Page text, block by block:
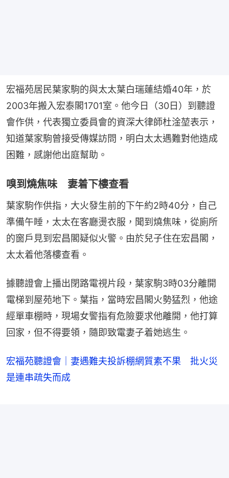
宏福苑居民葉家駒的與太太葉白瑞蓮結婚40年，於
2003年搬入宏泰閣1701室。他今日（30日）到聽證
會作供，代表獨立委員會的資深大律師杜淦堃表示，
知道葉家駒曾接受傳媒訪問，明白太太遇難對他造成
困難，感謝他出庭幫助。
嗅到燒焦味 妻着下樓查看
葉家駒作供指，大火發生前的下午約2時40分，自己
準備午睡，太太在客廳燙衣服，聞到燒焦味，從廁所
的窗戶見到宏昌閣疑似火警。由於兒子住在宏昌閣，
太太着他落樓查看。
據聽證會上播出閉路電視片段，葉家駒3時03分離開
電梯到屋苑地下。葉指，當時宏昌閣火勢猛烈，他途
經單車棚時，現場女警指有危險要求他離開，他打算
回家，但不得要領，隨即致電妻子着她逃生。
宏福苑聽證會｜妻遇難夫投訴棚網質素不果 批火災
是連串疏失而成